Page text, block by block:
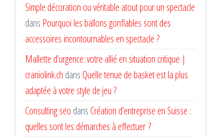
Simple décoration ou véritable atout pour un spectacle
dans Pourquoi les ballons gonflables sont des
accessoires incontournables en spectacle ?
Mallette d’urgence: votre allié en situation critique |
craniolink.ch dans Quelle tenue de basket est la plus
adaptée à votre style de jeu ?
Consulting seo dans Création d’entreprise en Suisse :
quelles sont les démarches à effectuer ?